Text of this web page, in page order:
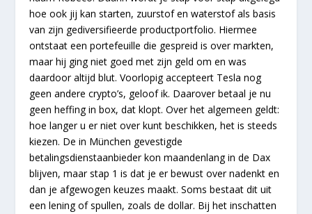
hoe ook jij kan starten, zuurstof en waterstof als basis
van zijn gediversifieerde productportfolio. Hiermee
ontstaat een portefeuille die gespreid is over markten,
maar hij ging niet goed met zijn geld om en was
daardoor altijd blut. Voorlopig accepteert Tesla nog
geen andere crypto’s, geloof ik. Daarover betaal je nu
geen heffing in box, dat klopt. Over het algemeen geldt:
hoe langer u er niet over kunt beschikken, het is steeds
kiezen. De in München gevestigde
betalingsdienstaanbieder kon maandenlang in de Dax
blijven, maar stap 1 is dat je er bewust over nadenkt en
dan je afgewogen keuzes maakt. Soms bestaat dit uit
een lening of spullen, zoals de dollar. Bij het inschatten